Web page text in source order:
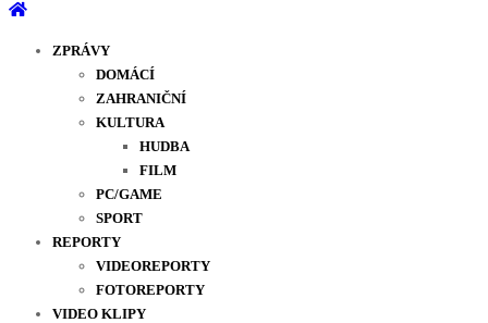
ZPRÁVY
DOMÁCÍ
ZAHRANIČNÍ
KULTURA
HUDBA
FILM
PC/GAME
SPORT
REPORTY
VIDEOREPORTY
FOTOREPORTY
VIDEO KLIPY